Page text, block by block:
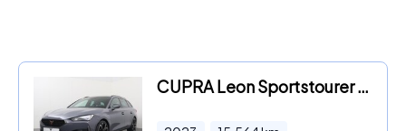
CUPRA Leon Sportstourer - 1.4 e-Hybrid VZ Adrenaline | 245 PK | SoH 94% | Adaptive Cru